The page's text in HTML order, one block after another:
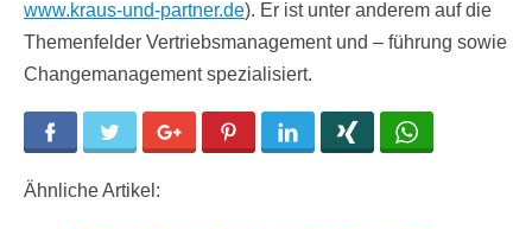
www.kraus-und-partner.de). Er ist unter anderem auf die
Themenfelder Vertriebsmanagement und – führung sowie
Changemanagement spezialisiert.
Facebook Twitter Google+ Pinterest LinkedIn
Ähnliche Artikel: